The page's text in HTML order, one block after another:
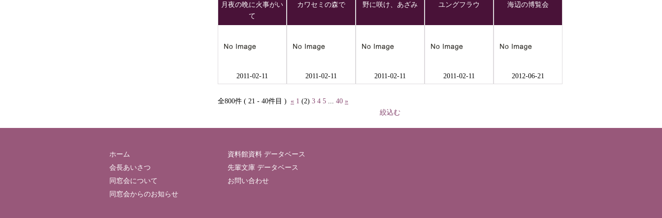
月夜の晩に火事がい
て
2011-02-11
カワセミの森で
2011-02-11
野に咲け、あざみ
2011-02-11
ユングフラウ
2011-02-11
海辺の博覧会
2012-06-21
全800件 ( 21 - 40件目 ) « 1 (2) 3 4 5 ... 40 »
絞込む
ホーム
会長あいさつ
同窓会について
同窓会からのお知らせ
資料館資料 データベース
先輩文庫 データベース
お問い合わせ